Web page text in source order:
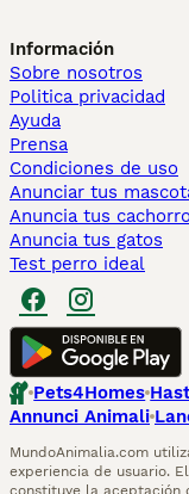
Información
Sobre nosotros
Politica privacidad
Ayuda
Prensa
Condiciones de uso
Anunciar tus
Anuncia tus
Anuncia tus gatos
Test perro ideal
Pets4Homes
Annunci Animali
MundoAnimalia.com
experiencia de usuario.